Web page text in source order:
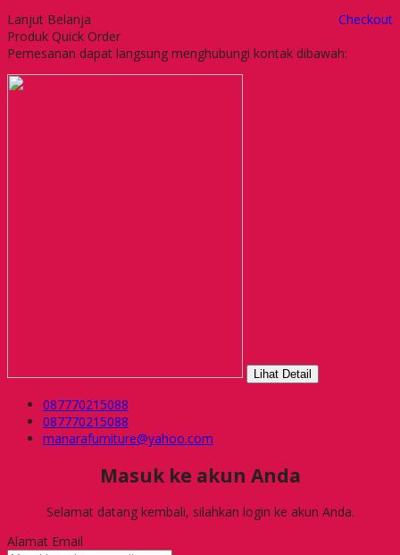
Lanjut Belanja
Checkout
Produk Quick Order
Pemesanan dapat langsung menghubungi kontak dibawah:
Lihat Detail
087770215088
087770215088
manarafurniture@yahoo.com
Masuk ke akun Anda
Selamat datang kembali, silahkan login ke akun Anda.
Alamat Email